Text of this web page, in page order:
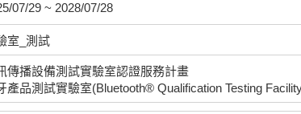
07/29 ~ 2028/07/28
室_測試
傳播設備測試實驗室認證服務計畫
產品測試實驗室(Bluetooth® Qualification Testing